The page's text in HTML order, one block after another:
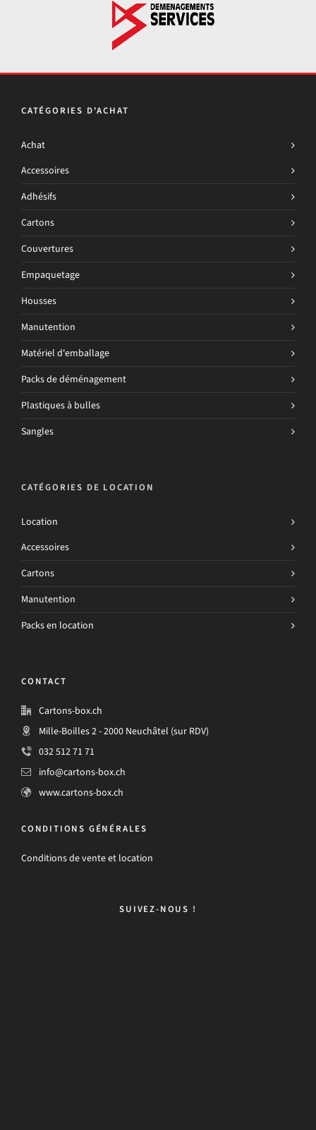
CATÉGORIES D'ACHAT
Achat
Accessoires
Adhésifs
Cartons
Couvertures
Empaquetage
Housses
Manutention
Matériel d'emballage
Packs de déménagement
Plastiques à bulles
Sangles
CATÉGORIES DE LOCATION
Location
Accessoires
Cartons
Manutention
Packs en location
CONTACT
Cartons-box.ch
Mille-Boilles 2 - 2000 Neuchâtel (sur RDV)
032 512 71 71
info@cartons-box.ch
www.cartons-box.ch
CONDITIONS GÉNÉRALES
Conditions de vente et location
SUIVEZ-NOUS !